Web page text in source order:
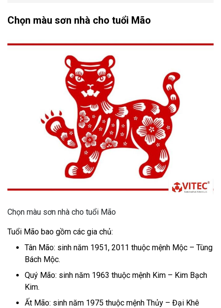
Chọn màu sơn nhà cho tuổi Mão
Chọn màu sơn nhà cho tuổi Mão
Tuổi Mão bao gồm các gia chủ:
Tân Mão: sinh năm 1951, 2011 thuộc mệnh Mộc – Tùng
Bách Mộc.
Quý Mão: sinh năm 1963 thuộc mệnh Kim – Kim Bạch
Kim.
Ất Mão: sinh năm 1975 thuộc mệnh Thủy – Đại Khê